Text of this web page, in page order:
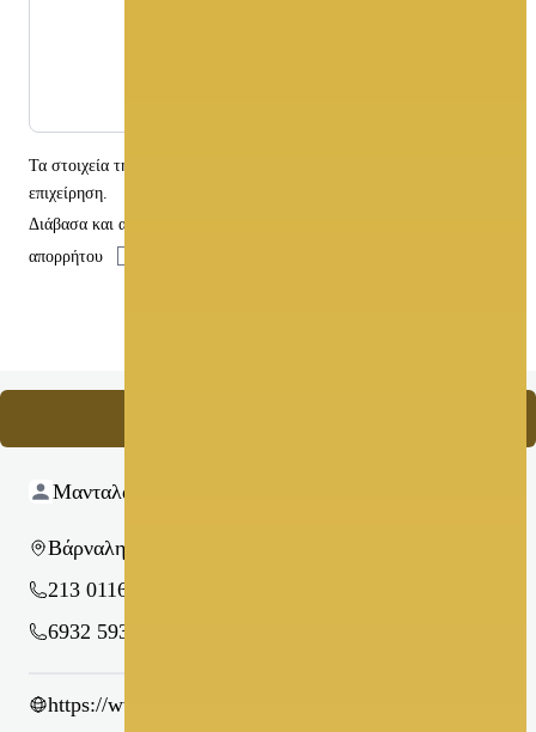
Τα στοιχεία της φόρμας αποστέλλονται
επιχείρηση.
Διάβασα και αποδέχομαι τους όρους χρήσης και την πολιτική
απορρήτου
Μανταλά Αρετή
Βάρναλη Κώστα 29 - Νέα Ιωνία
213 0116056
6932 593439
https://www.filotexnimata.gr/